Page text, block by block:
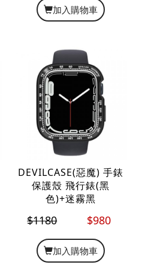
加入購物車
DEVILCASE(惡魔) 手錶
保護殼 飛行錶(黑
色)+迷霧黑
$1180 $980
加入購物車